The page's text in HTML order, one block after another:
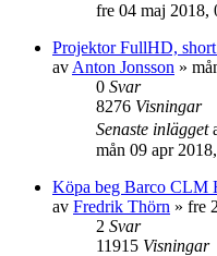
fre 04 maj 2018,
Projektor FullHD,
av Anton Jonsson »
0 Svar
8276 Visningar
Senaste inlägget
mån 09 apr
Köpa beg Barco CLM
av Fredrik Thörn » fre
2 Svar
11915 Visningar